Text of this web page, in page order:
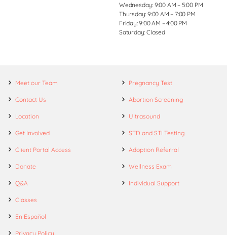
Wednesday: 9:00 AM – 5:00 PM
Thursday: 9:00 AM – 7:00 PM
Friday: 9:00 AM – 4:00 PM
Saturday: Closed
Meet our Team
Contact Us
Location
Get Involved
Client Portal Access
Donate
Q&A
Classes
En Español
Privacy Policy
Pregnancy Test
Abortion Screening
Ultrasound
STD and STI Testing
Adoption Referral
Wellness Exam
Individual Support